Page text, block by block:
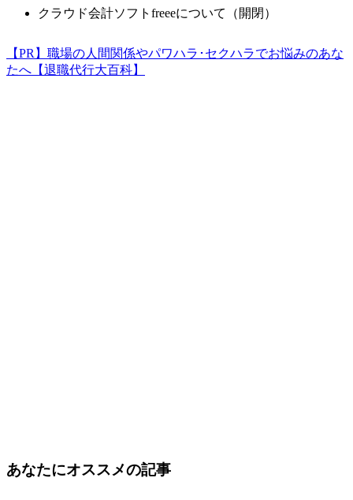
クラウド会計ソフトfreeeについて（開閉）
【PR】職場の人間関係やパワハラ･セクハラでお悩みのあな
たへ【退職代行大百科】
あなたにオススメの記事